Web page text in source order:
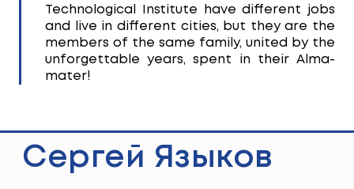
Technological Institute have different jobs
and live in different cities, but they are the
members of the same family, united by the
unforgettable years, spent in their Alma-
mater!
Сергей Языков